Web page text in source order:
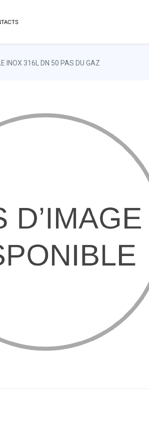
INOX 316L DN 50 PAS DU GAZ